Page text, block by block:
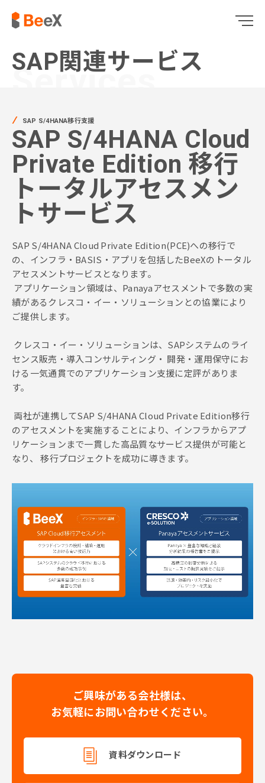
SAP関連サービス
Services
SAP S/4HANA移行支援
SAP S/4HANA Cloud
Private Edition 移行
トータルアセスメン
トサービス
SAP S/4HANA Cloud Private Edition(PCE)への移行で
の、インフラ・BASIS・アプリを包括したBeeXのトータル
アセスメントサービスとなります。
アプリケーション領域は、Panayaアセスメントで多数の実
績があるクレスコ・イー・ソリューションとの協業により
ご提供します。
クレスコ・イー・ソリューションは、SAPシステムのライ
センス販売・導入コンサルティング・ 開発・運用保守にお
ける一気通貫でのアプリケーション支援に定評がありま
す。
両社が連携してSAP S/4HANA Cloud Private Edition移行
のアセスメントを実施することにより、インフラからアプ
リケーションまで一貫した高品質なサービス提供が可能と
なり、 移行プロジェクトを成功に導きます。
ご興味がある会社様は、
お気軽にお問い合わせください。
資料ダウンロード